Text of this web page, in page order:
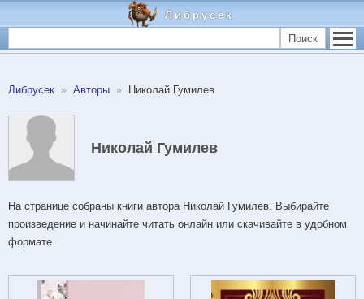
Либрусек
Поиск
Либрусек Авторы Николай Гумилев
Николай Гумилев
На странице собраны книги автора Николай Гумилев. Выбирайте
произведение и начинайте читать онлайн или скачивайте в удобном
формате.